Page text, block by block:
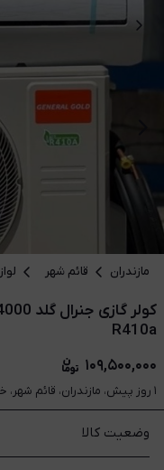
مازندران قائم شهر
R410a
۱۰۹,۵۰۰,۰۰۰
۱ روز پیش، مازندران، قائم شهر، خیابان کفشگرکلا
وضعیت کالا